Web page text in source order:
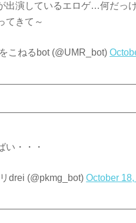
出演しているエロゲ…何だっ
てきて～
こねるbot (@UMR_bot)
い・・・
drei (@pkmg_bot)October